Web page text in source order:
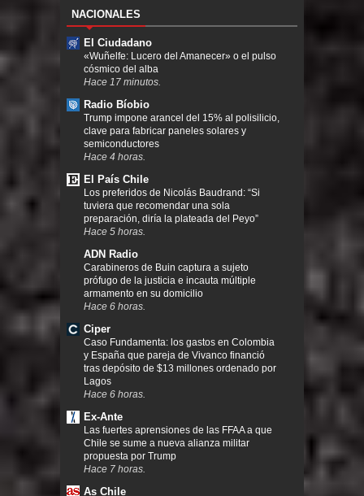
NACIONALES
El Ciudadano
«Wuñelfe: Lucero del Amanecer» o el pulso
cósmico del alba
Hace 17 minutos.
Radio Bíobio
Trump impone arancel del 15% al polisilicio,
clave para fabricar paneles solares y
semiconductores
Hace 4 horas.
El País Chile
Los preferidos de Nicolás Baudrand: “Si
tuviera que recomendar una sola
preparación, diría la plateada del Peyo”
Hace 5 horas.
ADN Radio
Carabineros de Buin captura a sujeto
prófugo de la justicia e incauta múltiple
armamento en su domicilio
Hace 6 horas.
Ciper
Caso Fundamenta: los gastos en Colombia
y España que pareja de Vivanco financió
tras depósito de $13 millones ordenado por
Lagos
Hace 6 horas.
Ex-Ante
Las fuertes aprensiones de las FFAA a que
Chile se sume a nueva alianza militar
propuesta por Trump
Hace 7 horas.
As Chile